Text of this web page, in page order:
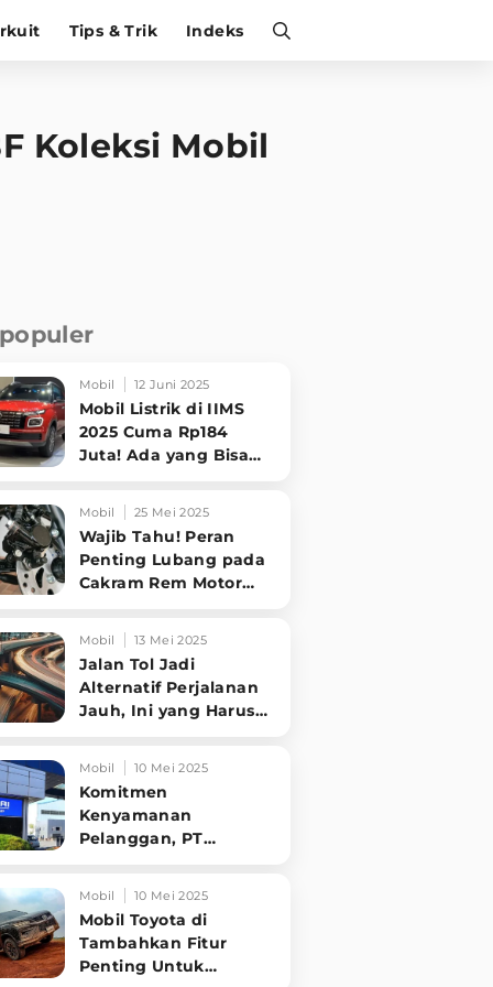
Tips & Trik Indeks
Koleksi Mobil
Mobil 12 Juni 2025
Mobil Listrik di IIMS
2025 Cuma Rp184
Juta! Ada yang Bisa
Tampilannya Gak
Main-ma
Mobil 25 Mei 2025
Wajib Tahu! Peran
Penting Lubang pada
Cakram Rem Motor
Berkendara
Mobil 13 Mei 2025
Jalan Tol Jadi
Alternatif Perjalanan
Jauh, Ini yang Harus
Pengendara
Mobil 10 Mei 2025
Komitmen
Kenyamanan
Pelanggan, PT
Indonesia Perbaharui
Software mobil
Mobil 10 Mei 2025
Mobil Toyota di
Tambahkan Fitur
Penting Untuk